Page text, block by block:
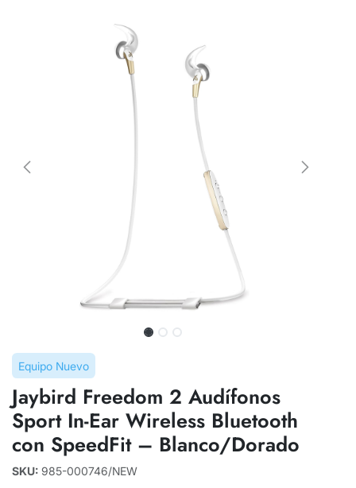
Equipo Nuevo
Jaybird Freedom 2 Audífonos
Sport In-Ear Wireless Bluetooth
con SpeedFit – Blanco/Dorado
SKU: 985-000746/NEW